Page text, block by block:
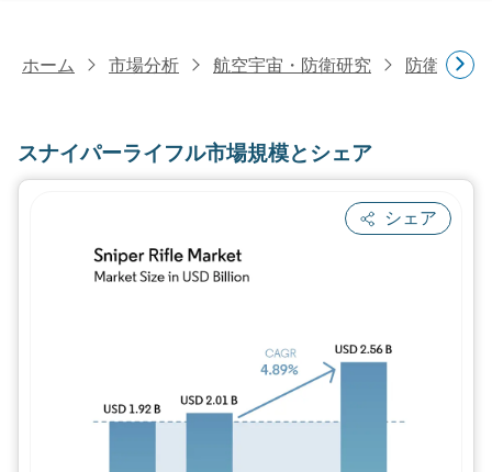
ホーム 市場分析 航空宇宙・防衛研究 防衛研究
スナイパーライフル市場規模とシェア
シェア